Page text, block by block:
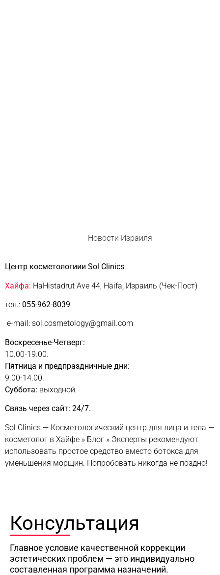
Новости Израиля
Центр косметологиии Sol Clinics
Хайфа: HaHistadrut Ave 44, Haifa, Израиль (Чек-Пост)
тел.: 055-962-8039
e-mail: sol.cosmetology@gmail.com
Воскресенье-Четверг:
10.00-19.00.
Пятница и предпраздничные дни:
9.00-14.00.
Суббота: выходной.
Связь через сайт: 24/7.
Sol Clinics — Косметологический центр для лица и тела —
косметолог в Хайфе » Блог » Эксперты рекомендуют
использовать простое средство вместо ботокса для
уменьшения морщин. Попробовать никогда не поздно!
Консультация
Главное условие качественной коррекции
эстетических проблем — это индивидуально
составленная программа назначений.